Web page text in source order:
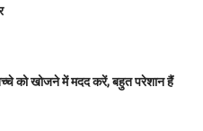
को खोजने में मदद करें, बहुत परेशान हैं